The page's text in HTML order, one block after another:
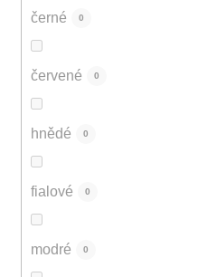
černé 0
červené 0
hnědé 0
fialové 0
modré 0